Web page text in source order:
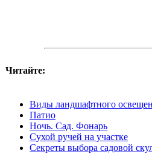
Читайте:
Виды ландшафтного
Патио
Ночь. Сад. Фонарь
Сухой ручей на участке
Секреты выбора садовой